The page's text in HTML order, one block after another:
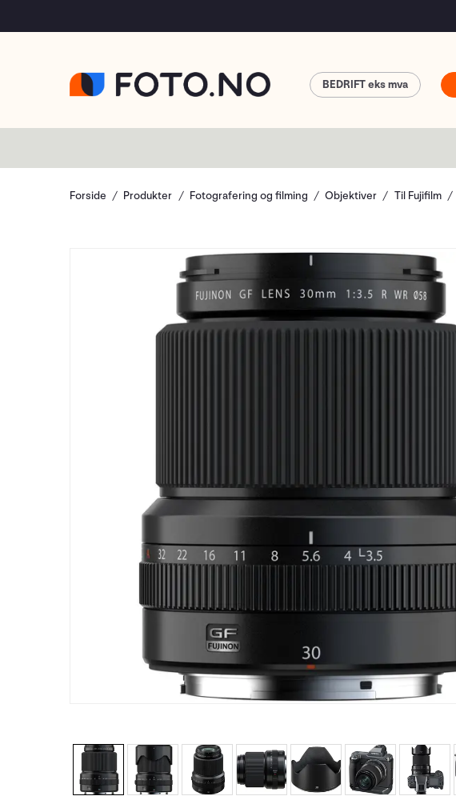
BEDRIFT
Forside Produkter Fotografering og filming Objektiver Til Fujifilm